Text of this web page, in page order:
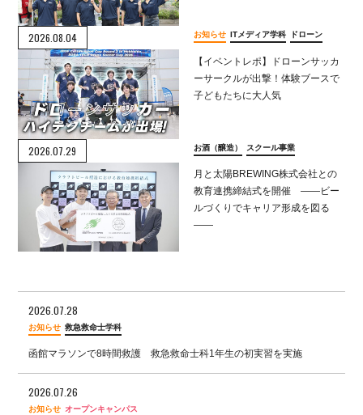
2026.08.04
【イベントレポ】ドローンサッカ
ーサークルが出撃！体験ブースで
子どもたちに大人気
お知らせ ITメディア学科 ドローン
2026.07.29
月と太陽BREWING株式会社との
教育連携締結式を開催 ――ビー
ルづくりでキャリア形成を図る
――
お酒（醸造） スクール事業
2026.07.28
お知らせ 救急救命士学科
函館マラソンで8時間救護 救急救命士科1年生の初実習を実施
2026.07.26
お知らせ オープンキャンパス